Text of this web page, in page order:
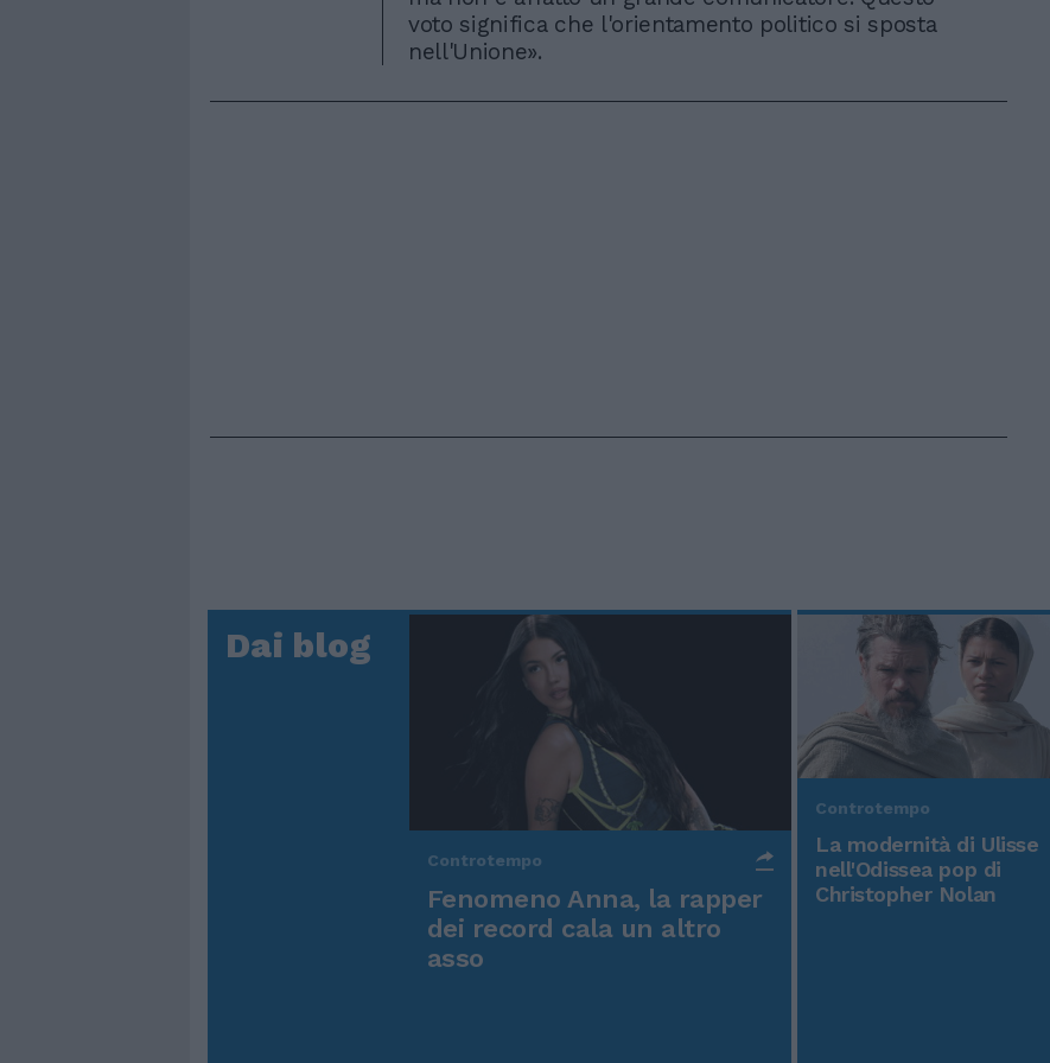
voto significa che l'orientamento politico si sposta
nell'Unione».
Dai blog
Controtempo
Fenomeno Anna, la rapper
dei record cala un altro
asso
Controtempo
La modernità di Ulisse
nell'Odissea pop di
Christopher Nolan